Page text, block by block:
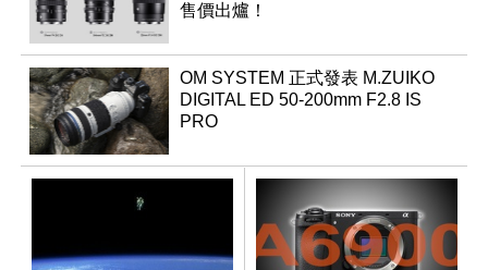
售價出爐！
OM SYSTEM 正式發表 M.ZUIKO
DIGITAL ED 50-200mm F2.8 IS
PRO